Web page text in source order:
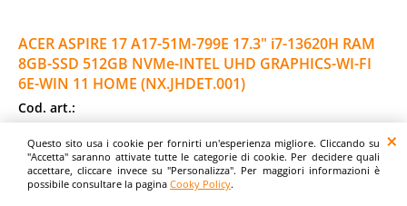
Questo sito usa i cookie per fornirti un'esperienza migliore. Cliccando su
"Accetta" saranno attivate tutte le categorie di cookie. Per decidere quali
accettare, cliccare invece su "Personalizza". Per maggiori informazioni è
possibile consultare la pagina Cooky Policy.
ACER ASPIRE 17 A17-51M-799E 17.3" i7-13620H RAM
8GB-SSD 512GB NVMe-INTEL UHD GRAPHICS-WI-FI
6E-WIN 11 HOME (NX.JHDET.001)
Cod. art.:
Marca:
ACER
Pollici: